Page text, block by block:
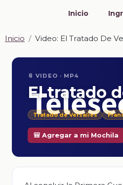
Inicio
Inicio Video: El Tratado De
📎 VIDEO · MP4
El tratado
Tratado de Versalles
🎒 Agregar a mi Mochila